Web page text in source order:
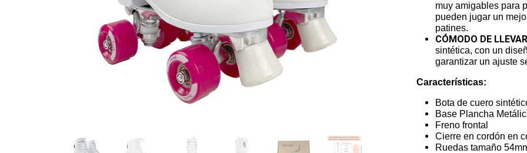
muy amigables para
pueden jugar un
patines.
CÓMODO DE
sintética, con un
garantizar un ajuste
Características:
Bota de cuero
Base Plancha
Freno frontal
Cierre en cordón en
Ruedas tamaño